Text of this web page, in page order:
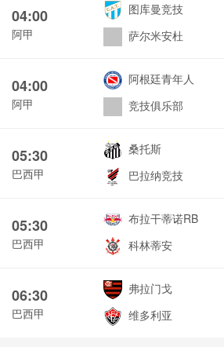
04:00
阿甲
图库曼竞技
萨尔米安杜
04:00
阿甲
阿根廷青年人
竞技俱乐部
05:30
巴西甲
桑托斯
巴拉纳竞技
05:30
巴西甲
布拉干蒂诺RB
科林蒂安
06:30
巴西甲
弗拉门戈
维多利亚